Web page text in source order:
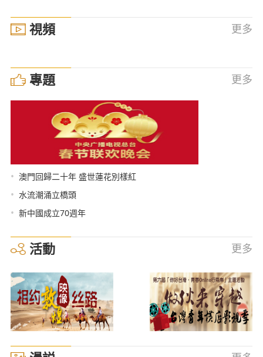
視頻 更多
專題 更多
• 澳門回歸二十年 盛世蓮花別樣紅
• 水流潮涌立橋頭
• 新中國成立70週年
活動 更多